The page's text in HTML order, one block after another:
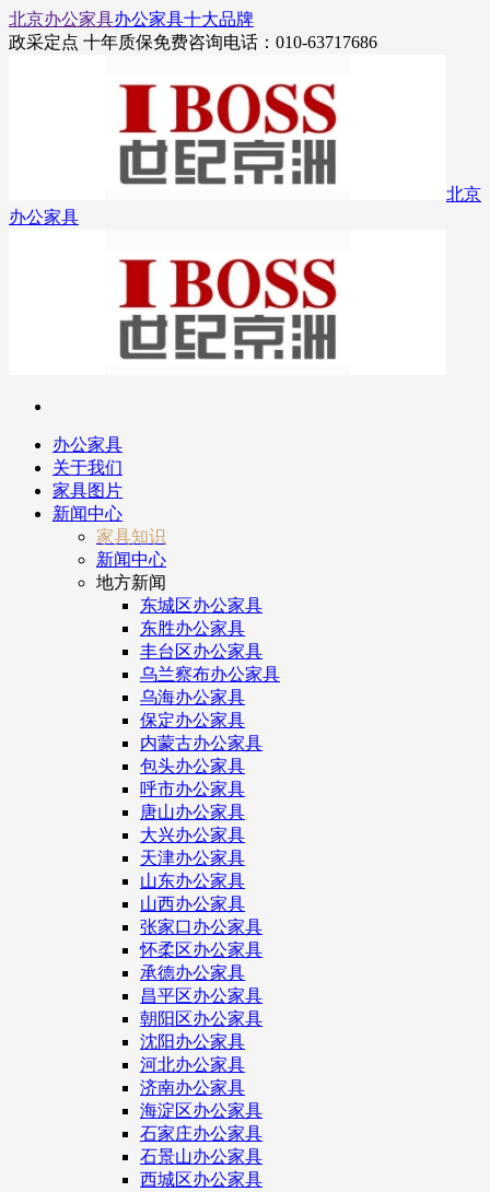
北京办公家具办公家具十大品牌
政采定点 十年质保免费咨询电话：010-63717686
北京
办公家具
办公家具
关于我们
家具图片
新闻中心
家具知识
新闻中心
地方新闻
东城区办公家具
东胜办公家具
丰台区办公家具
乌兰察布办公家具
乌海办公家具
保定办公家具
内蒙古办公家具
包头办公家具
呼市办公家具
唐山办公家具
大兴办公家具
天津办公家具
山东办公家具
山西办公家具
张家口办公家具
怀柔区办公家具
承德办公家具
昌平区办公家具
朝阳区办公家具
沈阳办公家具
河北办公家具
济南办公家具
海淀区办公家具
石家庄办公家具
石景山办公家具
西城区办公家具